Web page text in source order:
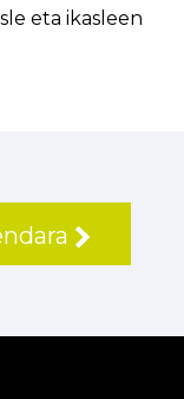
eta ikasleen